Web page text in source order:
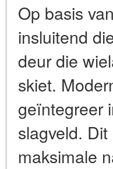
Op basis
insluitend
deur die
skiet.
geïntegreer
slagveld.
maksimale